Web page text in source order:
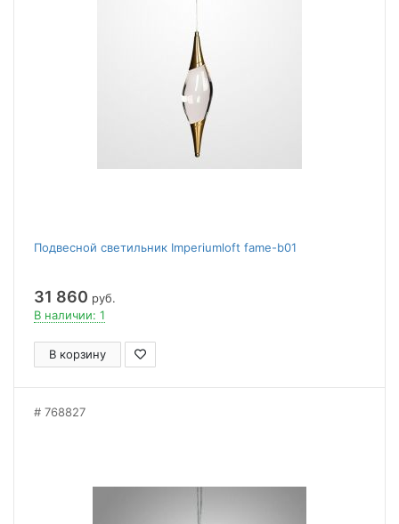
Подвесной светильник Imperiumloft fame-b01
31 860 руб.
В наличии: 1
В корзину
768827